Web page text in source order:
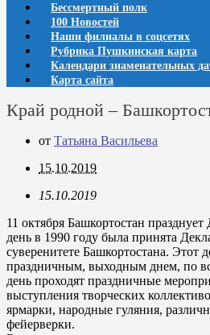
Бессмертный полк
100 Новостей
Наши филиалы в соцсетях
Рубрика Пушкинская карта
Календари знаменательных
Карта сайта
Край родной –
от Татьяна Васильева
15.10.2019
15.10.2019
11 октября Башкортостан
день в 1990 году была принята
суверенитете Башкортостана. Этот
праздничным, выходным днем, по
день проходят праздничные
выступления творческих
ярмарки, народные гуляния,
фейерверки.